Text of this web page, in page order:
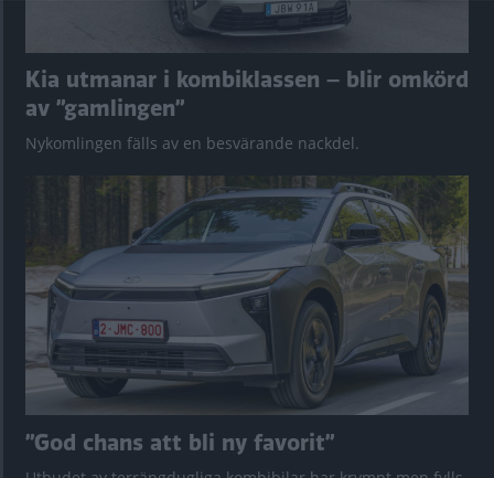
Kia utmanar i kombiklassen – blir omkörd
av ”gamlingen”
Nykomlingen fälls av en besvärande nackdel.
”God chans att bli ny favorit”